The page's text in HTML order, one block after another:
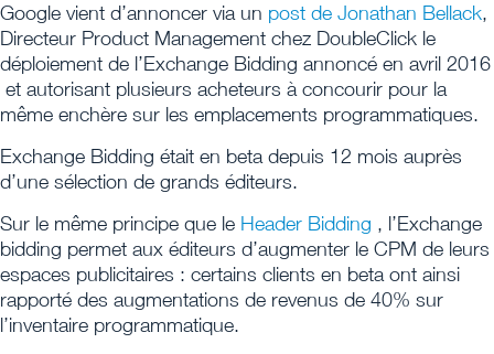
Google vient d’annoncer via un post de Jonathan Bellack,
Directeur Product Management chez DoubleClick le
déploiement de l’Exchange Bidding annoncé en avril 2016
et autorisant plusieurs acheteurs à concourir pour la
même enchère sur les emplacements programmatiques.
Exchange Bidding était en beta depuis 12 mois auprès
d’une sélection de grands éditeurs.
Sur le même principe que le Header Bidding , l’Exchange
bidding permet aux éditeurs d’augmenter le CPM de leurs
espaces publicitaires : certains clients en beta ont ainsi
rapporté des augmentations de revenus de 40% sur
l’inventaire programmatique.